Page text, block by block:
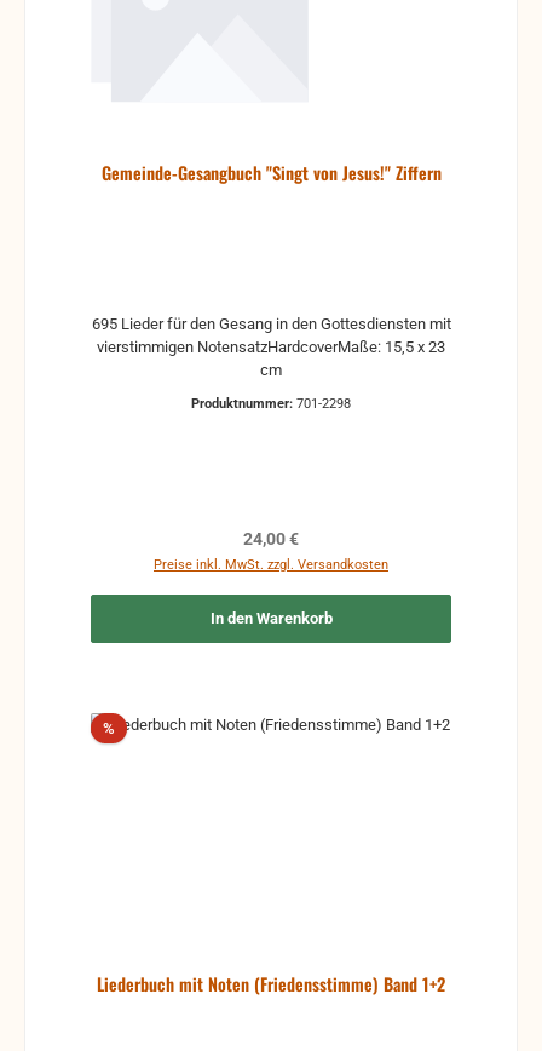
Gemeinde-Gesangbuch "Singt von Jesus!" Ziffern
695 Lieder für den Gesang in den Gottesdiensten mit
vierstimmigen NotensatzHardcoverMaße: 15,5 x 23
cm
Produktnummer: 701-2298
Regulärer Preis:
24,00 €
Preise inkl. MwSt. zzgl. Versandkosten
In den Warenkorb
%Rabatt
Liederbuch mit Noten (Friedensstimme) Band 1+2